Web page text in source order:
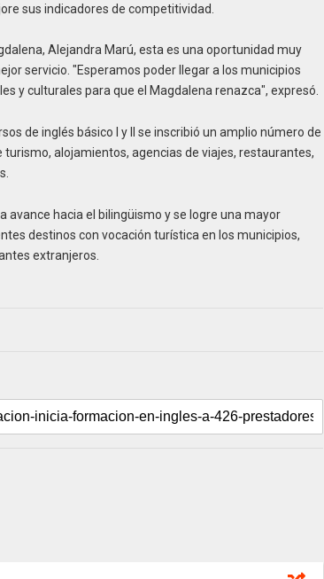
sus indicadores de competitividad.
Alejandra Marú, esta es una oportunidad muy
servicio. "Esperamos poder llegar a los municipios
y culturales para que el Magdalena renazca", expresó.
de inglés básico I y II se inscribió un amplio número de
alojamientos, agencias de viajes, restaurantes,
avance hacia el bilingüismo y se logre una mayor
destinos con vocación turística en los municipios,
extranjeros.